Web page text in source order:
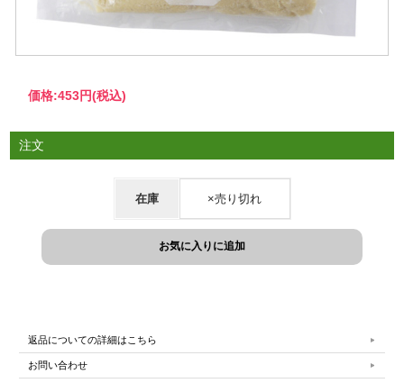
価格:453円(税込)
注文
在庫 ×売り切れ
返品についての詳細はこちら
お問い合わせ